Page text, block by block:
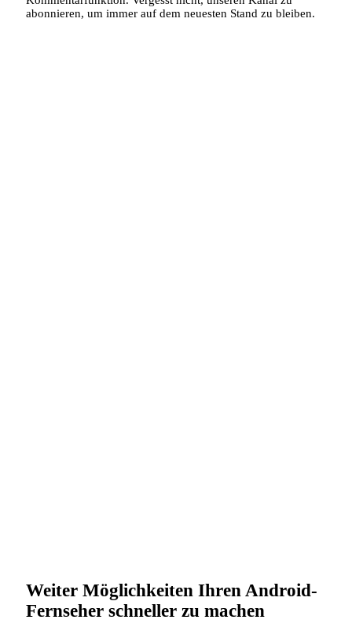
abonnieren, um immer auf dem neuesten Stand zu bleiben.
Weiter Möglichkeiten Ihren Android-
Fernseher schneller zu machen